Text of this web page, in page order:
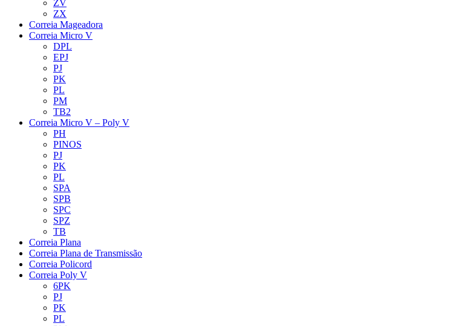
ZV
ZX
Correia Mageadora
Correia Micro V
DPL
EPJ
PJ
PK
PL
PM
TB2
Correia Micro V – Poly V
PH
PINOS
PJ
PK
PL
SPA
SPB
SPC
SPZ
TB
Correia Plana
Correia Plana de Transmissão
Correia Policord
Correia Poly V
6PK
PJ
PK
PL